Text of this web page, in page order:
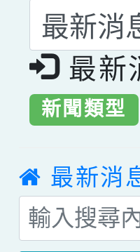
選擇後
最新
新聞類型
最新消